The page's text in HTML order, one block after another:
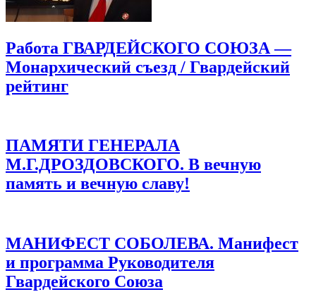
Работа ГВАРДЕЙСКОГО СОЮЗА —
Монархический съезд / Гвардейский
рейтинг
ПАМЯТИ ГЕНЕРАЛА
М.Г.ДРОЗДОВСКОГО. В вечную
память и вечную славу!
МАНИФЕСТ СОБОЛЕВА. Манифест
и программа Руководителя
Гвардейского Союза